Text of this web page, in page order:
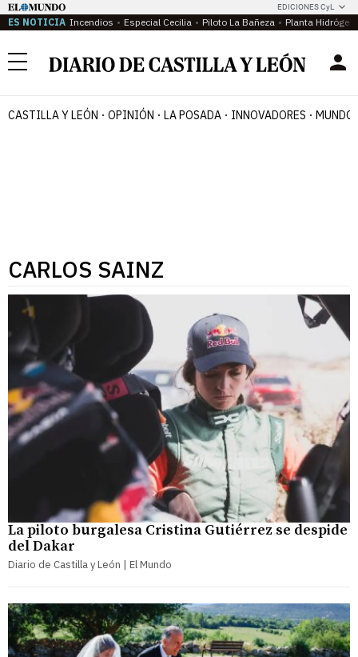
EDICIONES CyL
ES NOTICIA Incendios Especial Cecilia Piloto La Bañeza Planta
Menú
CASTILLA Y LEÓN OPINIÓN LA POSADA INNOVADORES MUNDO
CARLOS SAINZ
La piloto burgalesa Cristina Gutiérrez se despide
del Dakar
Diario de Castilla y León | El Mundo